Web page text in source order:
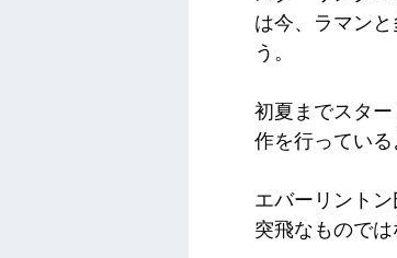
は今、ラマン
う。
初夏までスタ
作を行っている
エバーリント
突飛なものでは